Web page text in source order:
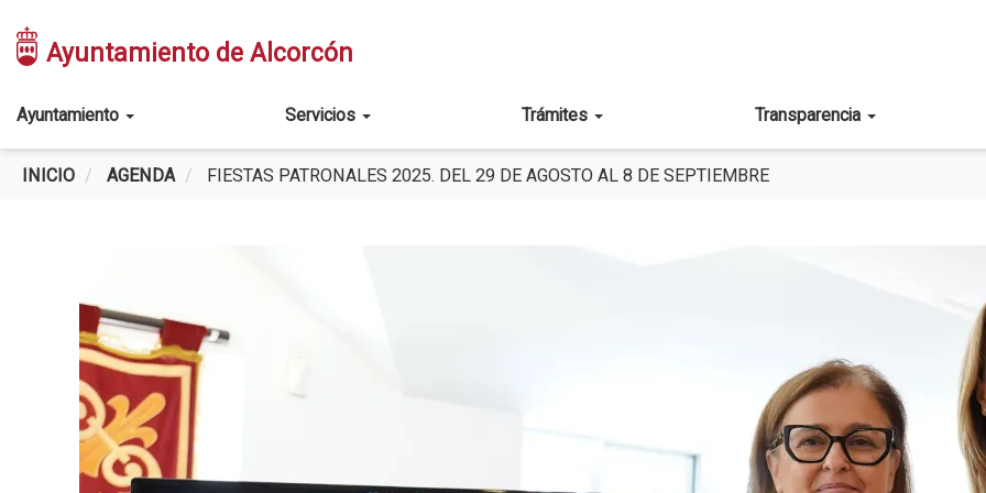
contenido
Ayuntamiento de Alcorcón
Main
navigation
Ayuntamiento Servicios Trámites Transparencia
INICIO AGENDA FIESTAS PATRONALES 2025. DEL 29 DE AGOSTO AL 8 DE SEPTIEMBRE